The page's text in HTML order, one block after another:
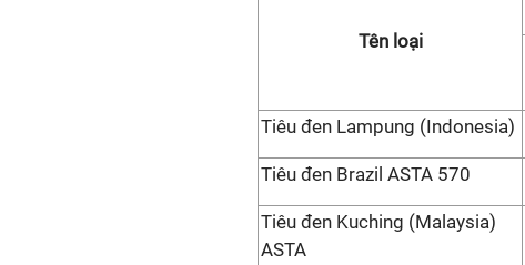
Tên loại
Tiêu đen Lampung (Indonesia)
Tiêu đen Brazil ASTA 570
Tiêu đen Kuching (Malaysia)
ASTA